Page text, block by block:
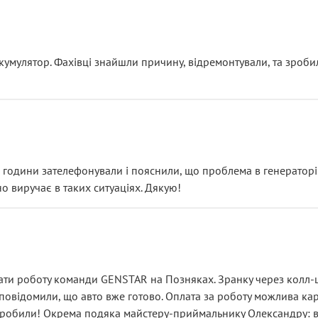
із головним гальмівним циліндром у зборі.
і тоді сервіс наче справив хороше враження. Але
хвилюватися. ( надіюсь новий власник, не застяг в полі))
підірвав.
а “аби швидше і дорожче”. Саме це і псує загальне
Фахівці знайшли причину, відремонтували, та
зателефонували і пояснили, що проблема в
виручає в таких ситуаціях. Дякую!
роботу команди GENSTAR на Позняках. Зранку через колл-
що авто вже готово. Оплата за роботу можлива
Окрема подяка майстеру-приймальнику Олександру: